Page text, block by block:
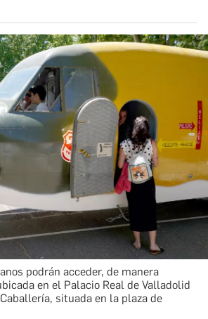
podrán acceder, de manera
en el Palacio Real de Valladolid
situada en la plaza de